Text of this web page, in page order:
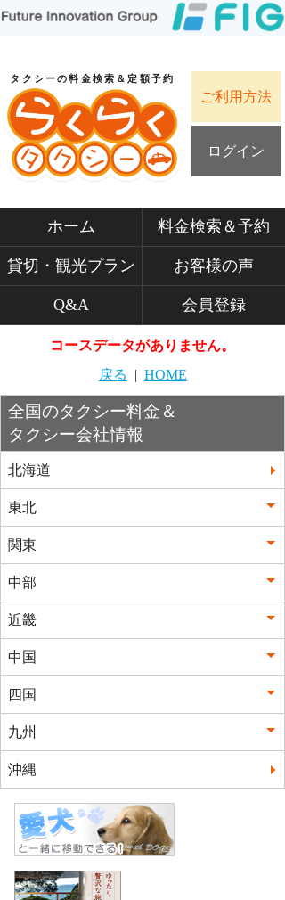
タクシーの料金検索＆定額予約
ご利用方法
ログイン
ホーム 料金検索＆予約
貸切・観光プラン お客様の声
Q&A 会員登録
コースデータがありません。
戻る
HOME
全国のタクシー料金＆
タクシー会社情報
北海道
東北
関東
中部
近畿
中国
四国
九州
沖縄